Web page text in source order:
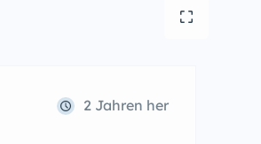
2 Jahren her